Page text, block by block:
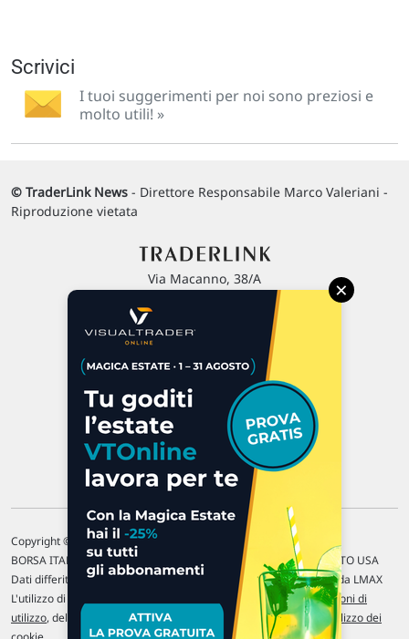
Scrivici
I tuoi suggerimenti per noi sono preziosi e
molto utili! »
© TraderLink News - Direttore Responsabile Marco Valeriani -
Riproduzione vietata
Via Macanno, 38/A
P.IVA 02 452 460 401
Chi siamo
Commenti e segnalazioni
Contattaci
Copyright © 1996-2026 Traderlink Italia s.r.l.
BORSA ITALIANA Quotazioni di borsa differite di 15 min. / MERCATO USA
Dati differiti di 15 min. (fonte Intrinio) / FOREX Quotazioni fornite da LMAX
L'utilizzo di questo sito implica l'accettazione delle nostre Condizioni di
utilizzo, del Disclaimer MAR, delle Politiche sulla privacye dell' Utilizzo dei
×